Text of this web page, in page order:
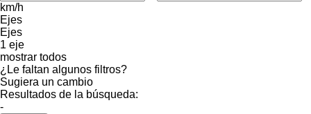
km/h
Ejes
Ejes
1 eje
mostrar todos
¿Le faltan algunos filtros?
Sugiera un cambio
Resultados de la búsqueda:
-